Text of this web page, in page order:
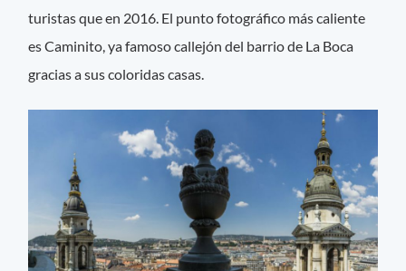
turistas que en 2016. El punto fotográfico más caliente
es Caminito, ya famoso callejón del barrio de La Boca
gracias a sus coloridas casas.